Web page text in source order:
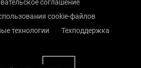
соглашение
cookie-файлов
технологии
Техподдержка